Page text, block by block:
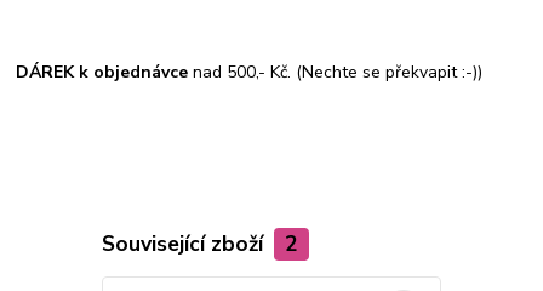
DÁREK k objednávcenad 500,- Kč. (Nechte se překvapit :-))
Související zboží 2